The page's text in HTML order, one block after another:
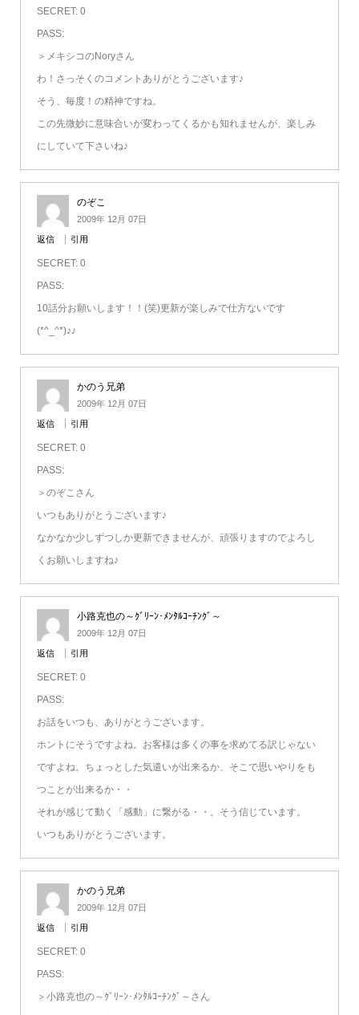
SECRET: 0
PASS:
＞メキシコのNoryさん
わ！さっそくのコメントありがとうございます♪
そう、毎度！の精神ですね。
この先微妙に意味合いが変わってくるかも知れませんが、楽しみ
にしていて下さいね♪
のぞこ
2009年 12月 07日
返信 引用
SECRET: 0
PASS:
10話分お願いします！！(笑)更新が楽しみで仕方ないです
(*^_^*)♪♪
かのう兄弟
2009年 12月 07日
返信 引用
SECRET: 0
PASS:
＞のぞこさん
いつもありがとうございます♪
なかなか少しずつしか更新できませんが、頑張りますのでよろし
くお願いしますね♪
小路克也の～ｸﾞﾘｰﾝ･ﾒﾝﾀﾙｺｰﾁﾝｸﾞ～
2009年 12月 07日
返信 引用
SECRET: 0
PASS:
お話をいつも、ありがとうございます。
ホントにそうですよね。お客様は多くの事を求めてる訳じゃない
ですよね。ちょっとした気遣いが出来るか、そこで思いやりをも
つことが出来るか・・
それが感じて動く「感動」に繋がる・・。そう信じています。
いつもありがとうございます。
かのう兄弟
2009年 12月 07日
返信 引用
SECRET: 0
PASS:
＞小路克也の～ｸﾞﾘｰﾝ･ﾒﾝﾀﾙｺｰﾁﾝｸﾞ～さん